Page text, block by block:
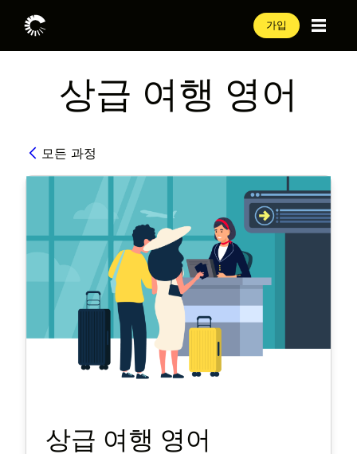
가입
상급 여행 영어
모든 과정
상급 여행 영어